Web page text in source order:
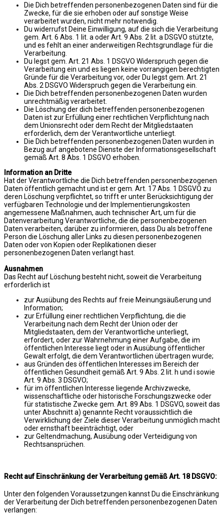
Die Dich betreffenden personenbezogenen Daten sind für die
Zwecke, für die sie erhoben oder auf sonstige Weise
verarbeitet wurden, nicht mehr notwendig.
Du widerrufst Deine Einwilligung, auf die sich die Verarbeitung
gem. Art. 6 Abs. 1 lit. a oder Art. 9 Abs. 2 lit. a DSGVO stützte,
und es fehlt an einer anderweitigen Rechtsgrundlage für die
Verarbeitung.
Du legst gem. Art. 21 Abs. 1 DSGVO Widerspruch gegen die
Verarbeitung ein und es liegen keine vorrangigen berechtigten
Gründe für die Verarbeitung vor, oder Du legst gem. Art. 21
Abs. 2 DSGVO Widerspruch gegen die Verarbeitung ein.
Die Dich betreffenden personenbezogenen Daten wurden
unrechtmäßig verarbeitet.
Die Löschung der dich betreffenden personenbezogenen
Daten ist zur Erfüllung einer rechtlichen Verpflichtung nach
dem Unionsrecht oder dem Recht der Mitgliedstaaten
erforderlich, dem der Verantwortliche unterliegt.
Die Dich betreffenden personenbezogenen Daten wurden in
Bezug auf angebotene Dienste der Informationsgesellschaft
gemäß Art. 8 Abs. 1 DSGVO erhoben.
Information an Dritte
Hat der Verantwortliche die Dich betreffenden personenbezogenen
Daten öffentlich gemacht und ist er gem. Art. 17 Abs. 1 DSGVO zu
deren Löschung verpflichtet, so trifft er unter Berücksichtigung der
verfügbaren Technologie und der Implementierungskosten
angemessene Maßnahmen, auch technischer Art, um für die
Datenverarbeitung Verantwortliche, die die personenbezogenen
Daten verarbeiten, darüber zu informieren, dass Du als betroffene
Person die Löschung aller Links zu diesen personenbezogenen
Daten oder von Kopien oder Replikationen dieser
personenbezogenen Daten verlangt hast.
Ausnahmen
Das Recht auf Löschung besteht nicht, soweit die Verarbeitung
erforderlich ist
zur Ausübung des Rechts auf freie Meinungsäußerung und
Information;
zur Erfüllung einer rechtlichen Verpflichtung, die die
Verarbeitung nach dem Recht der Union oder der
Mitgliedstaaten, dem der Verantwortliche unterliegt,
erfordert, oder zur Wahrnehmung einer Aufgabe, die im
öffentlichen Interesse liegt oder in Ausübung öffentlicher
Gewalt erfolgt, die dem Verantwortlichen übertragen wurde;
aus Gründen des öffentlichen Interesses im Bereich der
öffentlichen Gesundheit gemäß Art. 9 Abs. 2 lit. h und i sowie
Art. 9 Abs. 3 DSGVO;
für im öffentlichen Interesse liegende Archivzwecke,
wissenschaftliche oder historische Forschungszwecke oder
für statistische Zwecke gem. Art. 89 Abs. 1 DSGVO, soweit das
unter Abschnitt a) genannte Recht voraussichtlich die
Verwirklichung der Ziele dieser Verarbeitung unmöglich macht
oder ernsthaft beeinträchtigt, oder
zur Geltendmachung, Ausübung oder Verteidigung von
Rechtsansprüchen.
Recht auf Einschränkung der Verarbeitung gemäß Art. 18 DSGVO:
Unter den folgenden Voraussetzungen kannst Du die Einschränkung
der Verarbeitung der Dich betreffenden personenbezogenen Daten
verlangen: